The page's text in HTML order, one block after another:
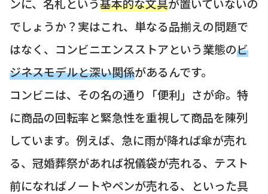
でしょうか？実はこれ、単なる品揃えの問題で
はなく、コンビニエンスストアという業態のビ
ジネスモデルと深い関係があるんです。
コンビニは、その名の通り「便利」さが命。特
に商品の回転率と緊急性を重視して商品を陳列
しています。例えば、急に雨が降れば傘が売れ
る、冠婚葬祭があれば祝儀袋が売れる、テスト
前になればノートやペンが売れる、といった具